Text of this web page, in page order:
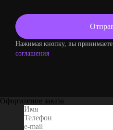
Нажимая кнопку, вы принимаете
соглашения
Оформление заказа